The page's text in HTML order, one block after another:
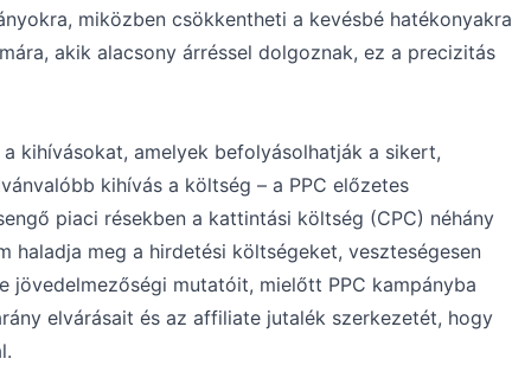
miközben csökkentheti a kevésbé hatékonyakra
akik alacsony árréssel dolgoznak, ez a precizitás
kihívásokat, amelyek befolyásolhatják a sikert,
kihívás a költség – a PPC előzetes
piaci résekben a kattintási költség (CPC) néhány
meg a hirdetési költségeket, veszteségesen
jövedelmezőségi mutatóit, mielőtt PPC kampányba
elvárásait és az affiliate jutalék szerkezetét, hogy